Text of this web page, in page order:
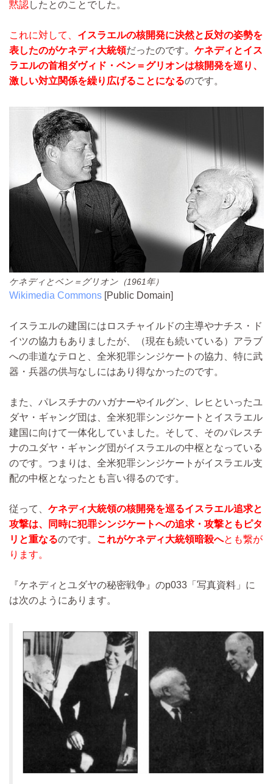
黙認したとのことでした。
これに対して、 イスラエルの核開発に決然と反対の姿勢を
表したのがケネディ大統領だったのです。 ケネディとイス
ラエルの首相ダヴィド・ベン＝グリオンは核開発を巡り、
激しい対立関係を繰り広げることになるのです。
ケネディとベン＝グリオン（1961年）
Wikimedia Commons [Public Domain]
イスラエルの建国にはロスチャイルドの主導やナチス・ド
イツの協力もありましたが、（現在も続いている）アラブ
への非道なテロと、全米犯罪シンジケートの協力、特に武
器・兵器の供与なしにはあり得なかったのです。
また、パレスチナのハガナーやイルグン、レヒといったユ
ダヤ・ギャング団は、全米犯罪シンジケートとイスラエル
建国に向けて一体化していました。そして、そのパレスチ
ナのユダヤ・ギャング団がイスラエルの中枢となっている
のです。つまりは、全米犯罪シンジケートがイスラエル支
配の中枢となったとも言い得るのです。
従って、 ケネディ大統領の核開発を巡るイスラエル追求と
攻撃は、同時に犯罪シンジケートへの追求・攻撃ともピタ
リと重なるのです。 これがケネディ大統領暗殺へとも繋が
ります。
『ケネディとユダヤの秘密戦争』のp033「写真資料」に
は次のようにあります。